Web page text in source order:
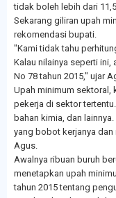
tidak boleh lebih dari
Sekarang giliran upah
rekomendasi bupati.
"Kami tidak tahu
Kalau nilainya seperti ini,
No 78 tahun 2015," ujar
Upah minimum sektoral,
pekerja di sektor
bahan kimia, dan
yang bobot kerjanya
Agus.
Awalnya ribuan buruh
menetapkan upah
tahun 2015 tentang